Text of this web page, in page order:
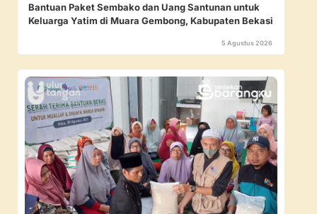
Bantuan Paket Sembako dan Uang Santunan untuk
Keluarga Yatim di Muara Gembong, Kabupaten Bekasi
5 Agustus 2026